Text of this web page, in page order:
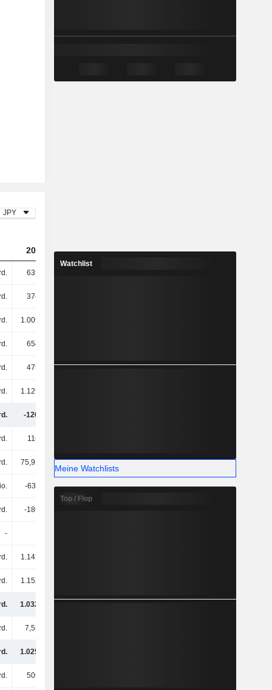
JPY
2024 2025 2026
635 Mrd.
374 Mrd.
1.009 Mrd.
654 Mrd.
475 Mrd. 515 Mrd. 543 Mrd.
1.129 Mrd.
-120 Mrd.
116 Mrd.
75,92 Mrd. 103 Mrd. 88,75 Mrd.
-631 Mio. -277 Mio. -990 Mio.
-186 Mrd.
-
1.147 Mrd.
1.152 Mrd.
1.032 Mrd.
7,55 Mrd.
1.025 Mrd.
506 Mrd.
Watchlist
Meine Watchlists
Top / Flop